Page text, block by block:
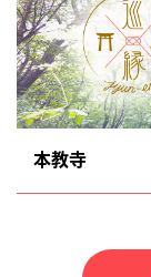
本教寺